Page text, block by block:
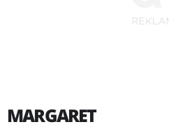
MARGARET